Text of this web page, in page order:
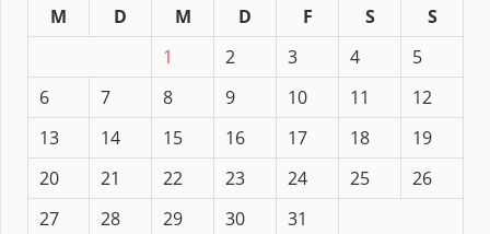
M
D M D F S
S
1
2 3 4
5
6
7 8 9 10 11
12
13
14 15 16 17 18
19
20
21 22 23 24 25
26
27
28 29 30 31